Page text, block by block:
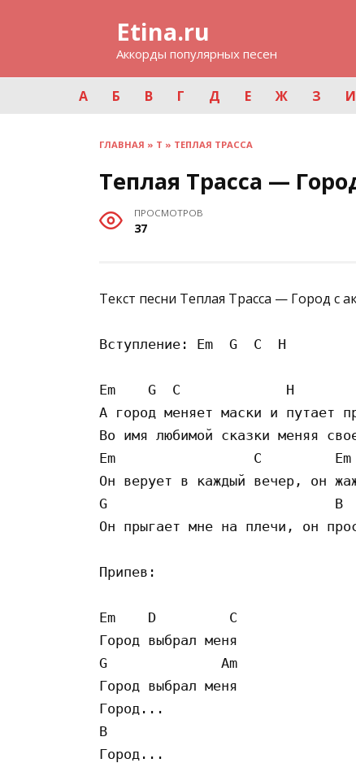
Etina.ru
Аккорды популярных песен
А Б В Г Д Е Ж З И
ГЛАВНАЯ » Т » ТЕПЛАЯ ТРАССА
Теплая Трасса —
ПРОСМОТРОВ
37
Текст песни Теплая Трасса — Город с
Вступление: Em  G  C  H
Em    G  C             H
А город меняет маски и путает
Во имя любимой сказки меняя
Em                 C
Он верует в каждый вечер, он
G                            B
Он прыгает мне на плечи, он
Припев:
Em    D         C
Город выбрал меня
G              Am
Город выбрал меня
Город...
B
Город...